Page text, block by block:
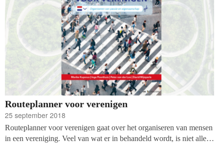
Routeplanner voor verenigen
25 september 2018
Routeplanner voor verenigen gaat over het organiseren van mensen
in een vereniging. Veel van wat er in behandeld wordt, is niet alleen